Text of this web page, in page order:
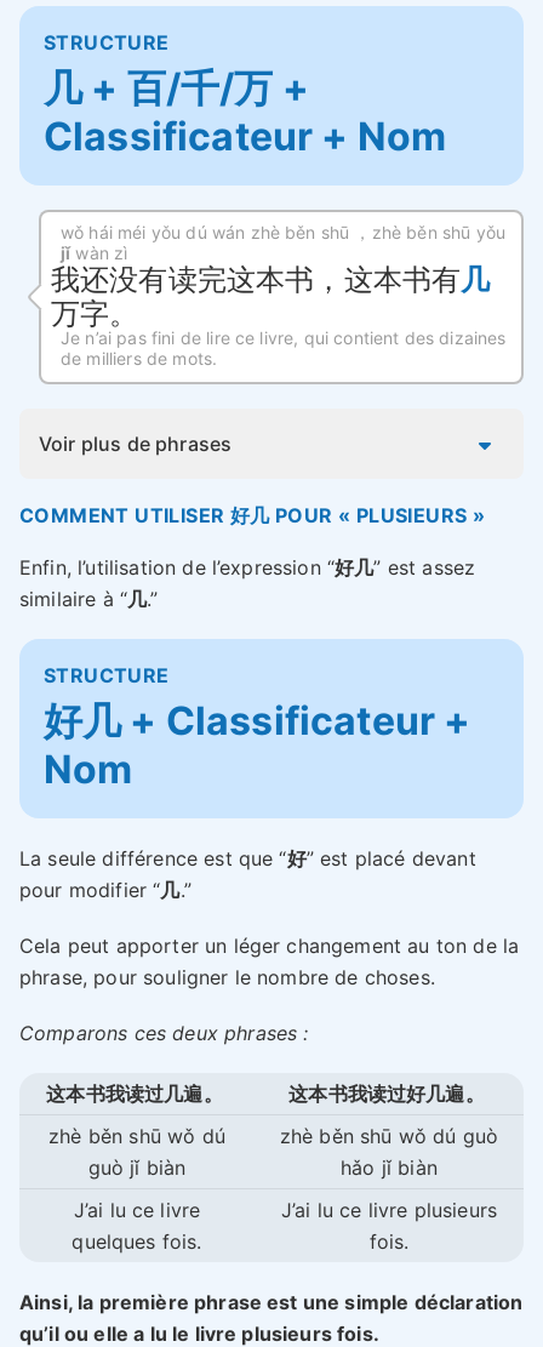
STRUCTURE
几 + 百/千/万 +
Classificateur + Nom
wǒ hái méi yǒu dú wán zhè běn shū ，zhè běn shū yǒu
jǐwàn zì
我还没有读完这本书，这本书有几
万字。
Je n’ai pas fini de lire ce livre, qui contient des dizaines
de milliers de mots.
Voir plus de phrases
COMMENT UTILISER 好几 POUR « PLUSIEURS »
Enfin, l’utilisation de l’expression “好几” est assez
similaire à “几.”
STRUCTURE
好几 + Classificateur +
Nom
La seule différence est que “好” est placé devant
pour modifier “几.”
Cela peut apporter un léger changement au ton de la
phrase, pour souligner le nombre de choses.
Comparons ces deux phrases :
这本书我读过几遍。
这本书我读过好几遍。
zhè běn shū wǒ dú
guò jǐ biàn
zhè běn shū wǒ dú guò
hǎo jǐ biàn
J’ai lu ce livre
quelques fois.
J’ai lu ce livre plusieurs
fois.
Ainsi, la première phrase est une simple déclaration
qu’il ou elle a lu le livre plusieurs fois.